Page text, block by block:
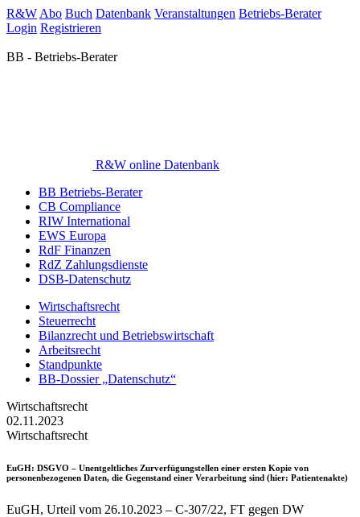
R&W Abo Buch Datenbank Veranstaltungen Betriebs-Berater
Login Registrieren
BB - Betriebs-Berater
R&W online Datenbank
BB Betriebs-Berater
CB Compliance
RIW International
EWS Europa
RdF Finanzen
RdZ Zahlungsdienste
DSB-Datenschutz
Wirtschaftsrecht
Steuerrecht
Bilanzrecht und Betriebswirtschaft
Arbeitsrecht
Standpunkte
BB-Dossier „Datenschutz“
Wirtschaftsrecht
02.11.2023
Wirtschaftsrecht
EuGH: DSGVO – Unentgeltliches Zurverfügungstellen einer ersten Kopie von
personenbezogenen Daten, die Gegenstand einer Verarbeitung sind (hier: Patientenakte)
EuGH, Urteil vom 26.10.2023 – C-307/22, FT gegen DW